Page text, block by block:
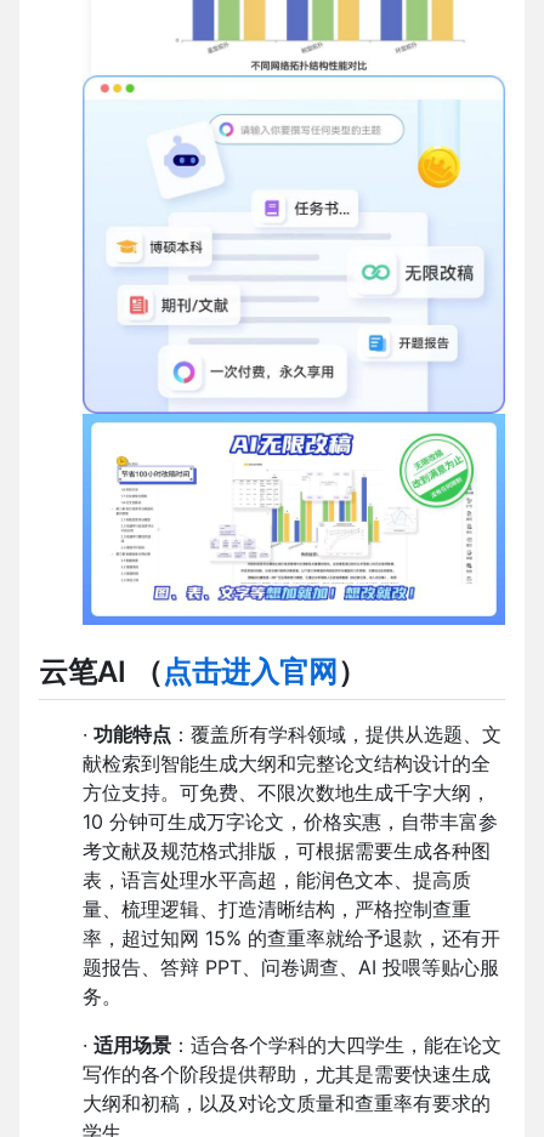
云笔AI （点击进入官网 ）
· 功能特点 ：覆盖所有学科领域，提供从选题、文
献检索到智能生成大纲和完整论文结构设计的全
方位支持。可免费、不限次数地生成千字大纲，
10 分钟可生成万字论文，价格实惠，自带丰富参
考文献及规范格式排版，可根据需要生成各种图
表，语言处理水平高超，能润色文本、提高质
量、梳理逻辑、打造清晰结构，严格控制查重
率，超过知网 15% 的查重率就给予退款，还有开
题报告、答辩 PPT、问卷调查、AI 投喂等贴心服
务。
· 适用场景 ：适合各个学科的大四学生，能在论文
写作的各个阶段提供帮助，尤其是需要快速生成
大纲和初稿，以及对论文质量和查重率有要求的